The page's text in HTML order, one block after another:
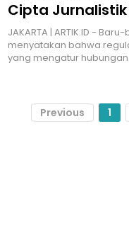
Cipta Jurnalistik
JAKARTA | ARTIK.ID -
menyatakan bahwa
yang mengatur
Previous 1